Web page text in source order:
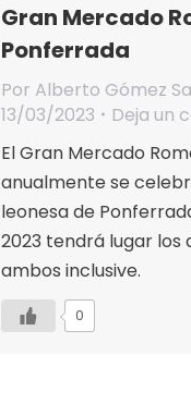
Gran Mercado
Ponferrada
Por Alberto Gómez
13/03/2023
Deja un
El Gran Mercado
anualmente se
leonesa de
2023 tendrá lugar los
ambos inclusive.
0